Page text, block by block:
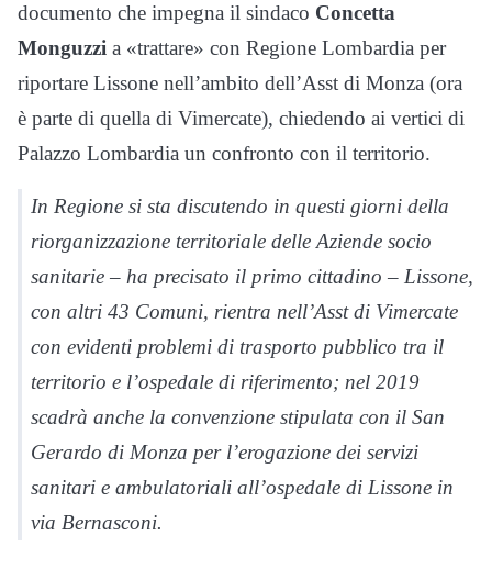
documento che impegna il sindaco Concetta
Monguzzi a «trattare» con Regione Lombardia per
riportare Lissone nell’ambito dell’Asst di Monza (ora
è parte di quella di Vimercate), chiedendo ai vertici di
Palazzo Lombardia un confronto con il territorio.
In Regione si sta discutendo in questi giorni della
riorganizzazione territoriale delle Aziende socio
sanitarie – ha precisato il primo cittadino – Lissone,
con altri 43 Comuni, rientra nell’Asst di Vimercate
con evidenti problemi di trasporto pubblico tra il
territorio e l’ospedale di riferimento; nel 2019
scadrà anche la convenzione stipulata con il San
Gerardo di Monza per l’erogazione dei servizi
sanitari e ambulatoriali all’ospedale di Lissone in
via Bernasconi.